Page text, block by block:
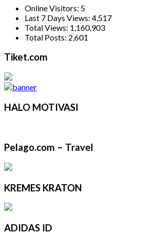
Online Visitors: 5
Last 7 Days Views: 4,517
Total Views: 1,160,903
Total Posts: 2,601
Tiket.com
HALO MOTIVASI
Pelago.com – Travel
KREMES KRATON
ADIDAS ID